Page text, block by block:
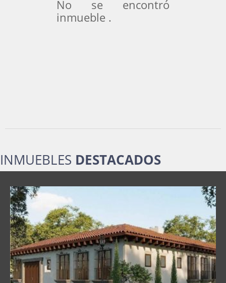
No se encontró
inmueble .
INMUEBLES DESTACADOS